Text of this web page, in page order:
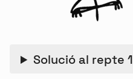
Solució al repte 1